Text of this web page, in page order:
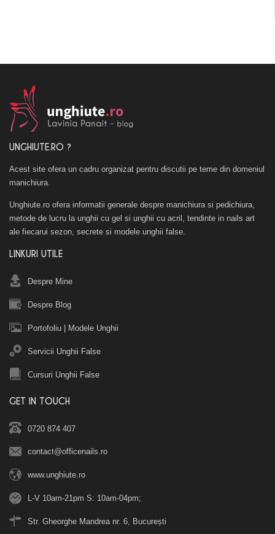
UNGHIUTE.RO ?
Acest site ofera un cadru organizat pentru discutii pe teme din domeniul
manichiura.
Unghiute.ro ofera informatii generale despre manichiura si pedichiura,
metode de lucru la unghii cu gel si unghii cu acril, tendinte in nails art
ale fiecarui sezon, secrete si modele unghii false.
LINKURI UTILE
Despre Mine
Despre Blog
Portofoliu Modele Unghii
Servicii Unghii False
Cursuri Unghii False
GET IN TOUCH
0720 874 407
contact@officenails.ro
www.unghiute.ro
L-V 10am-21pm S: 10am-04pm;
Str. Gheorghe Mandrea nr. 6, București